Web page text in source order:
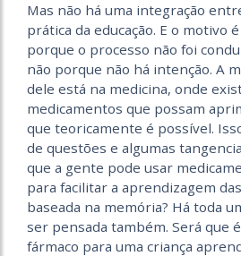
Mas não há uma integração
prática da educação. E o motivo
porque o processo não foi
não porque não há intenção. A
dele está na medicina, onde
medicamentos que possam
que teoricamente é possível.
de questões e algumas
que a gente pode usar
para facilitar a aprendizagem
baseada na memória? Há toda
ser pensada também. Será que
fármaco para uma criança